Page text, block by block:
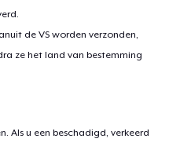
de VS worden verzonden,
ze het land van bestemming
Als u een beschadigd, verkeerd